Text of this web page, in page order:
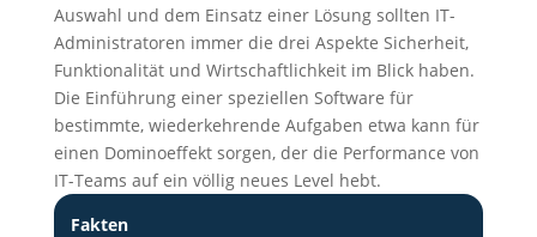
Auswahl und dem Einsatz einer Lösung sollten IT-
Administratoren immer die drei Aspekte Sicherheit,
Funktionalität und Wirtschaftlichkeit im Blick haben.
Die Einführung einer speziellen Software für
bestimmte, wiederkehrende Aufgaben etwa kann für
einen Dominoeffekt sorgen, der die Performance von
IT-Teams auf ein völlig neues Level hebt.
Fakten